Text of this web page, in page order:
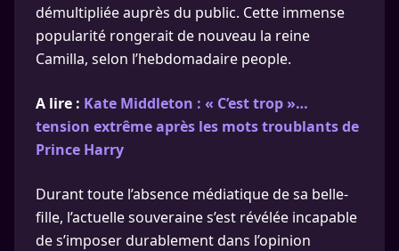
démultipliée auprès du public. Cette immense
popularité rongerait de nouveau la reine
Camilla, selon l’hebdomadaire people.
A lire : Kate Middleton : « C’est trop »…
tension extrême après les mots troublants de
Prince Harry
Durant toute l’absence médiatique de sa belle-
fille, l’actuelle souveraine s’est révélée incapable
de s’imposer durablement dans l’opinion